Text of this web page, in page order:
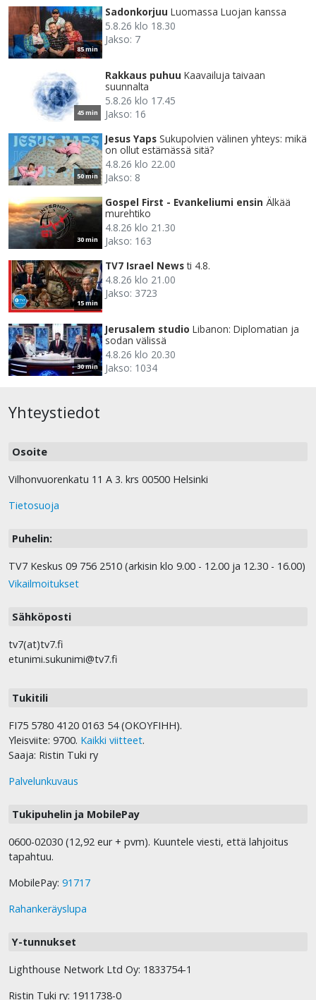
85 min
Sadonkorjuu Luomassa Luojan kanssa
5.8.26 klo 18.30
Jakso: 7
45 min
Rakkaus puhuu Kaavailuja taivaan
suunnalta
5.8.26 klo 17.45
Jakso: 16
50 min
Jesus Yaps Sukupolvien välinen yhteys: mikä
on ollut estämässä sitä?
4.8.26 klo 22.00
Jakso: 8
30 min
Gospel First - Evankeliumi ensin Älkää
murehtiko
4.8.26 klo 21.30
Jakso: 163
15 min
TV7 Israel News ti 4.8.
4.8.26 klo 21.00
Jakso: 3723
30 min
Jerusalem studio Libanon: Diplomatian ja
sodan välissä
4.8.26 klo 20.30
Jakso: 1034
Yhteystiedot
Osoite
Vilhonvuorenkatu 11 A 3. krs 00500 Helsinki
Tietosuoja
Puhelin:
TV7 Keskus 09 756 2510 (arkisin klo 9.00 - 12.00 ja 12.30 - 16.00)
Vikailmoitukset
Sähköposti
tv7(at)tv7.fi
etunimi.sukunimi@tv7.fi
Tukitili
FI75 5780 4120 0163 54 (OKOYFIHH).
Yleisviite: 9700. Kaikki viitteet.
Saaja: Ristin Tuki ry
Palvelunkuvaus
Tukipuhelin ja MobilePay
0600-02030 (12,92 eur + pvm). Kuuntele viesti, että lahjoitus
tapahtuu.
MobilePay: 91717
Rahankeräyslupa
Y-tunnukset
Lighthouse Network Ltd Oy: 1833754-1
Ristin Tuki ry: 1911738-0